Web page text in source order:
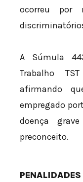
ocorreu por
A Súmula
Trabalho
afirmando
empregado
doença
preconceito.